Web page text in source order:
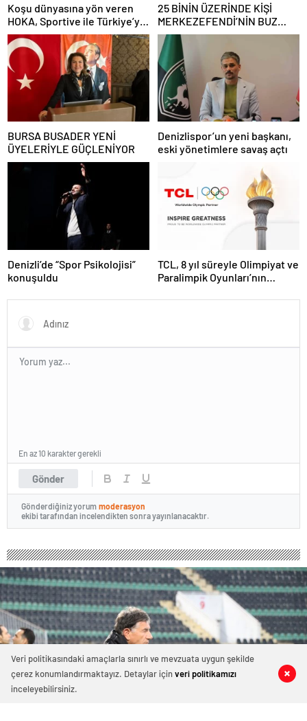
0 0
Koşu dünyasına yön veren
HOKA, Sportive ile Türkiye’ye
geldi!
25 BİNİN ÜZERİNDE KİŞİ
MERKEZEFENDİ’NİN BUZ
PATENİPİSTİNDEYDİ
BURSA BUSADER YENİ
ÜYELERİYLE GÜÇLENİYOR
Denizlispor’un yeni başkanı,
eski yönetimlere savaş açtı
Denizli’de “Spor Psikolojisi”
konuşuldu
TCL, 8 yıl süreyle Olimpiyat ve
Paralimpik Oyunları’nın
Gönder
En az 10 karakter gerekli
Gönderdiğiniz yorum moderasyon
ekibi tarafından incelendikten sonra yayınlanacaktır.
0 0
Veri politikasındaki amaçlarla sınırlı ve mevzuata uygun şekilde
çerez konumlandırmaktayız. Detaylar içinveri politikamızı
inceleyebilirsiniz.